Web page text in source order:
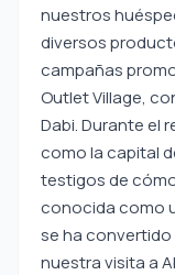
nuestros
diversos
campañas
Outlet Village,
Dabi. Durante el
como la capital
testigos de
conocida como
se ha convertido
nuestra visita a